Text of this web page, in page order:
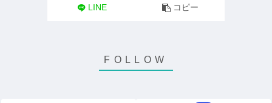
LINE コピー